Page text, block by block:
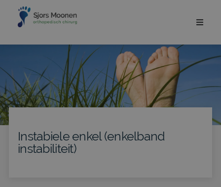
Instabiele enkel (enkelband
instabiliteit)